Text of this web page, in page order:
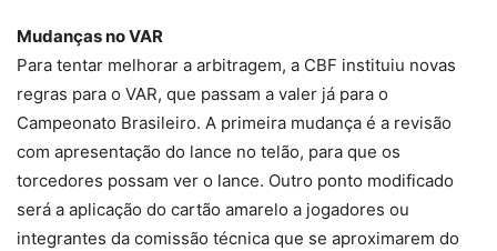
Mudanças no VAR
Para tentar melhorar a arbitragem, a CBF instituiu novas
regras para o VAR, que passam a valer já para o
Campeonato Brasileiro. A primeira mudança é a revisão
com apresentação do lance no telão, para que os
torcedores possam ver o lance. Outro ponto modificado
será a aplicação do cartão amarelo a jogadores ou
integrantes da comissão técnica que se aproximarem do